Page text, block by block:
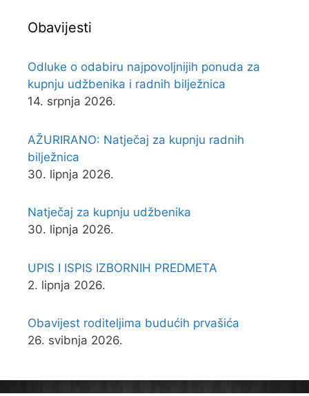
Obavijesti
Odluke o odabiru najpovoljnijih ponuda za
kupnju udžbenika i radnih bilježnica
14. srpnja 2026.
AŽURIRANO: Natječaj za kupnju radnih
bilježnica
30. lipnja 2026.
Natječaj za kupnju udžbenika
30. lipnja 2026.
UPIS I ISPIS IZBORNIH PREDMETA
2. lipnja 2026.
Obavijest roditeljima budućih prvašića
26. svibnja 2026.